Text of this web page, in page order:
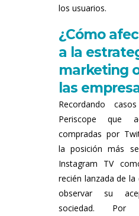
los usuarios.
¿Cómo
a la
marketing
las
Recordando
Periscope que
compradas por
la posición más
Instagram TV
recién lanzada de
observar su
sociedad. Por